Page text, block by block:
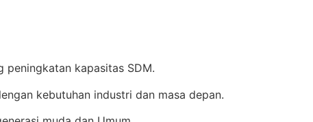
peningkatan kapasitas SDM.
kebutuhan industri dan masa depan.